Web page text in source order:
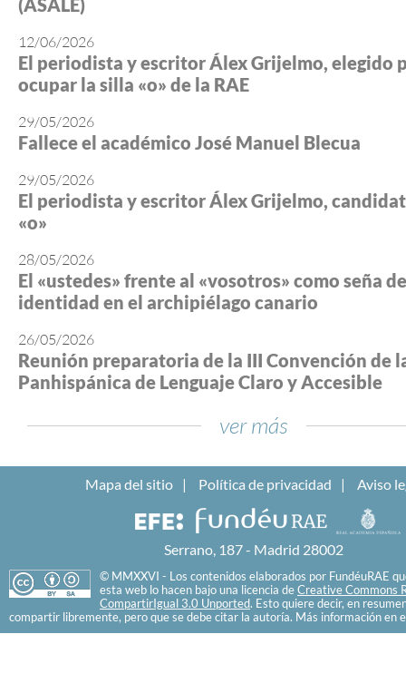
(ASALE)
12/06/2026
El periodista y escritor Álex Grijelmo, elegido
ocupar la silla «o» de la RAE
29/05/2026
Fallece el académico José Manuel Blecua
29/05/2026
El periodista y escritor Álex Grijelmo,
«o»
28/05/2026
El «ustedes» frente al «vosotros» como seña de
identidad en el archipiélago canario
26/05/2026
Reunión preparatoria de la III Convención de
Panhispánica de Lenguaje Claro y Accesible
ver más
Mapa del sitio Política de privacidad Aviso
Serrano, 187 - Madrid 28002
© MMXXVI - Los contenidos elaborados por FundéuRAE
esta web lo hacen bajo una licencia de Creative Commons
CompartirIgual 3.0 Unported. Esto quiere decir, en
compartir libremente, pero que se debe citar la autoría. Más información en